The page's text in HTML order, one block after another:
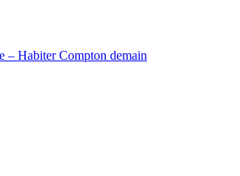
– Habiter Compton demain